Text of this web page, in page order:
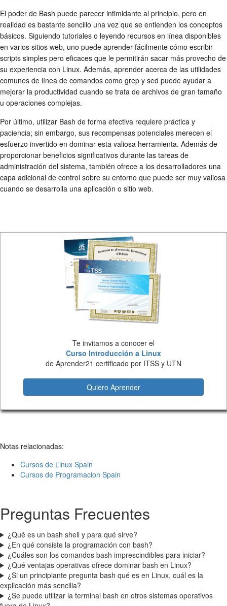
El poder de Bash puede parecer intimidante al principio, pero en
realidad es bastante sencillo una vez que se entienden los conceptos
básicos. Siguiendo tutoriales o leyendo recursos en línea disponibles
en varios sitios web, uno puede aprender fácilmente cómo escribir
scripts simples pero eficaces que le permitirán sacar más provecho de
su experiencia con Linux. Además, aprender acerca de las utilidades
comunes de línea de comandos como grep y sed puede ayudar a
mejorar la productividad cuando se trata de archivos de gran tamaño
u operaciones complejas.
Por último, utilizar Bash de forma efectiva requiere práctica y
paciencia; sin embargo, sus recompensas potenciales merecen el
esfuerzo invertido en dominar esta valiosa herramienta. Además de
proporcionar beneficios significativos durante las tareas de
administración del sistema, también ofrece a los desarrolladores una
capa adicional de control sobre su entorno que puede ser muy valiosa
cuando se desarrolla una aplicación o sitio web.
Te invitamos a conocer el
Curso Introducción a Linux
de Aprender21 certificado por ITSS y UTN
Quiero Aprender
Notas relacionadas:
Cursos de Linux Spain
Cursos de Programacion Spain
Preguntas Frecuentes
¿Qué es un bash shell y para qué sirve?
¿En qué consiste la programación con bash?
¿Cuáles son los comandos bash imprescindibles para iniciar?
¿Qué ventajas operativas ofrece dominar bash en Linux?
¿Si un principiante pregunta bash qué es en Linux, cuál es la
explicación más sencilla?
¿Se puede utilizar la terminal bash en otros sistemas operativos